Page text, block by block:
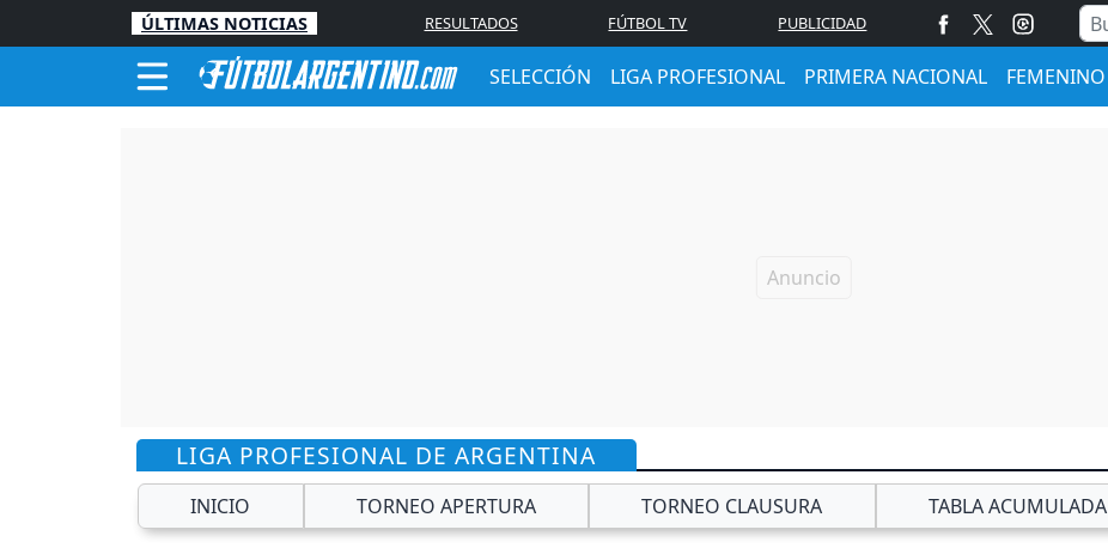
ÚLTIMAS NOTICIAS RESULTADOS FÚTBOL TV PUBLICIDAD
SELECCIÓN LIGA PROFESIONAL PRIMERA NACIONAL FEMENINO
LIGA PROFESIONAL DE ARGENTINA
INICIO TORNEO APERTURA TORNEO CLAUSURA TABLA ACUMULADA